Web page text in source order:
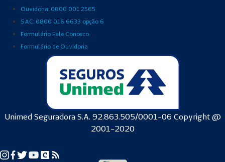
Ouvidoria: 0800 001 2565
SAC: 0800 016 6633 opção 6
Formulário Fale Conosco
Formulário de Ouvidoria
Unimed Seguradora S.A. 92.863.505/0001-06 Copyright @
2001-2020